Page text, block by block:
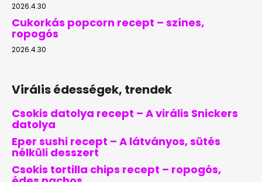
2026.4.30
Cukorkás popcorn recept – színes,
ropogós
2026.4.30
Virális édességek, trendek
Csokis datolya recept – A virális Snickers
datolya
Eper sushi recept – A látványos, sütés
nélküli desszert
Csokis tortilla chips recept – ropogós,